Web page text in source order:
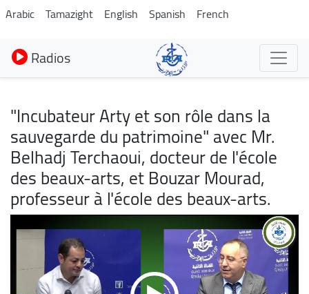
Aller
au
contenu
principal
Arabic Tamazight English Spanish French
Radios
"Incubateur Arty et son rôle dans la
sauvegarde du patrimoine" avec Mr.
Belhadj Terchaoui, docteur de l'école
des beaux-arts, et Bouzar Mourad,
professeur à l'école des beaux-arts.